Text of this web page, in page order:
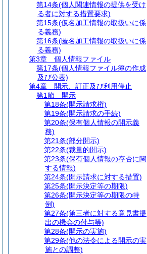
第14条(個人関連情報の提供を受け
る者に対する措置要求)
第15条(仮名加工情報の取扱いに係
る義務)
第16条(匿名加工情報の取扱いに係
る義務)
第3章
個人情報ファイル
第17条(個人情報ファイル簿の作成
及び公表)
第4章
開示、訂正及び利用停止
第1節
開示
第18条(開示請求権)
第19条(開示請求の手続)
第20条(保有個人情報の開示義
務)
第21条(部分開示)
第22条(裁量的開示)
第23条(保有個人情報の存否に関
する情報)
第24条(開示請求に対する措置)
第25条(開示決定等の期限)
第26条(開示決定等の期限の特
例)
第27条(第三者に対する意見書提
出の機会の付与等)
第28条(開示の実施)
第29条(他の法令による開示の実
施との調整)